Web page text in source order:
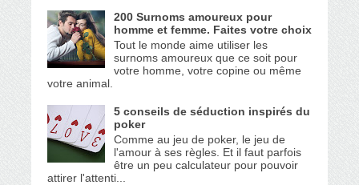
200 Surnoms amoureux pour
homme et femme. Faites votre choix
Tout le monde aime utiliser les
surnoms amoureux que ce soit pour
votre homme, votre copine ou même
votre animal.
5 conseils de séduction inspirés du
poker
Comme au jeu de poker, le jeu de
l'amour à ses règles. Et il faut parfois
être un peu calculateur pour pouvoir
attirer l'attenti...